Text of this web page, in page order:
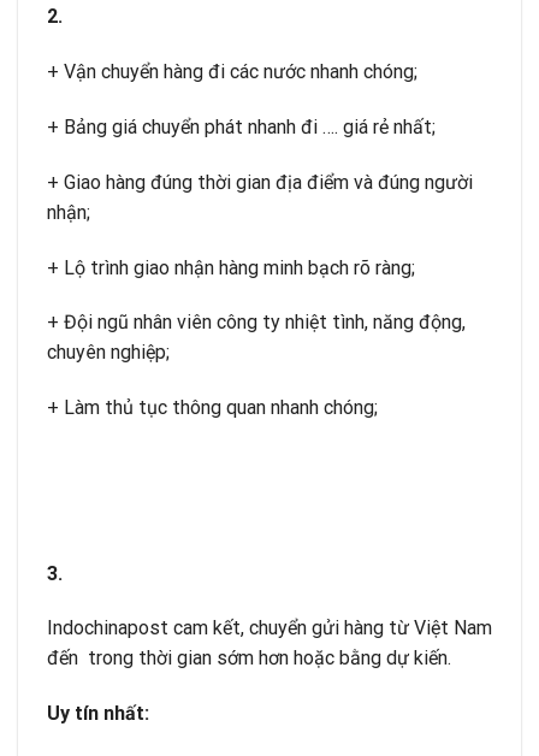
2.
+ Vận chuyển hàng đi các nước nhanh chóng;
+ Bảng giá chuyển phát nhanh đi …. giá rẻ nhất;
+ Giao hàng đúng thời gian địa điểm và đúng người
nhận;
+ Lộ trình giao nhận hàng minh bạch rõ ràng;
+ Đội ngũ nhân viên công ty nhiệt tình, năng động,
chuyên nghiệp;
+ Làm thủ tục thông quan nhanh chóng;
3.
Indochinapost cam kết, chuyển gửi hàng từ Việt Nam
đến trong thời gian sớm hơn hoặc bằng dự kiến.
Uy tín nhất: